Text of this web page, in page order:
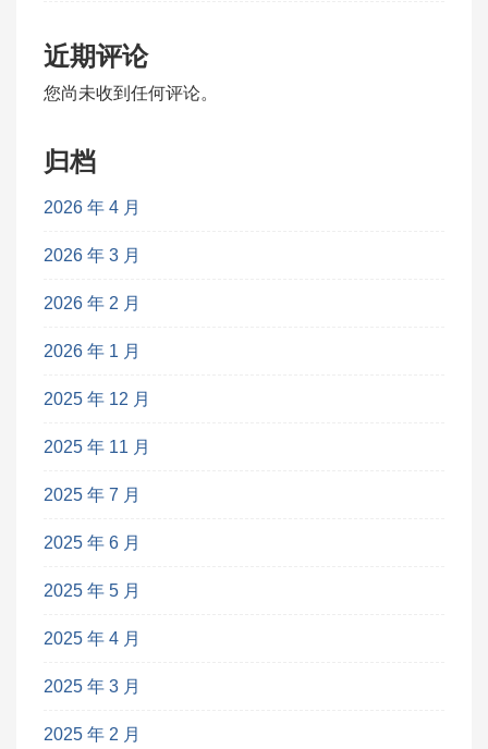
近期评论
您尚未收到任何评论。
归档
2026 年 4 月
2026 年 3 月
2026 年 2 月
2026 年 1 月
2025 年 12 月
2025 年 11 月
2025 年 7 月
2025 年 6 月
2025 年 5 月
2025 年 4 月
2025 年 3 月
2025 年 2 月